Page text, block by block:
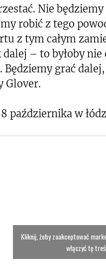
Nie
robić z tego
z tym całym
– to byłoby
grać
Glover.
października w
Kliknij, żeby zaakceptować
włączyć tę